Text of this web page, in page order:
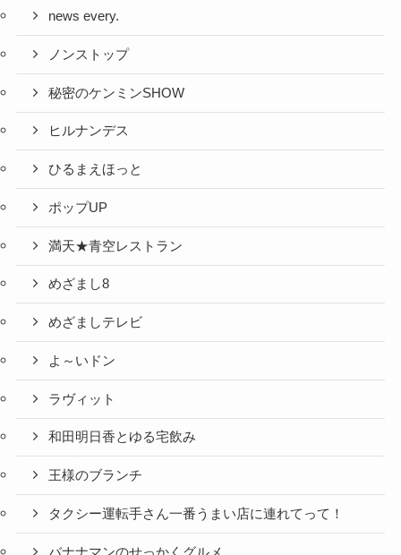
news every.
ノンストップ
秘密のケンミンSHOW
ヒルナンデス
ひるまえほっと
ポップUP
満天★青空レストラン
めざまし8
めざましテレビ
よ～いドン
ラヴィット
和田明日香とゆる宅飲み
王様のブランチ
タクシー運転手さん一番うまい店に連れてって！
バナナマンのせっかくグルメ